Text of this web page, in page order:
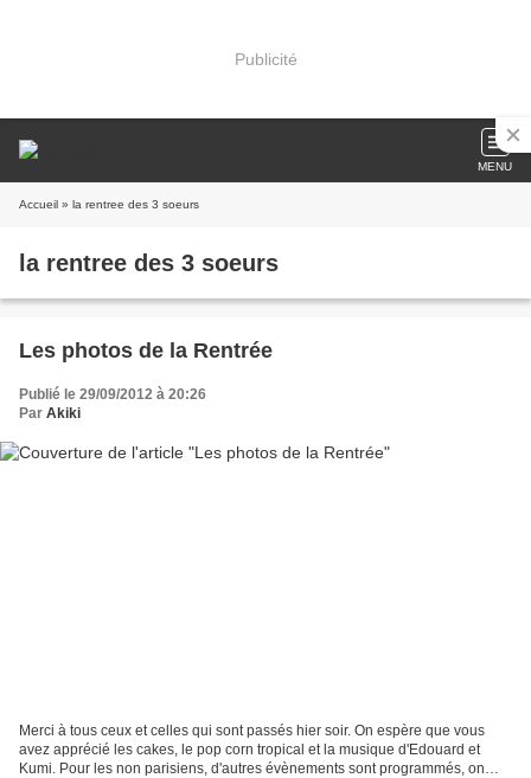
Publicité
MENU
Accueil » la rentree des 3 soeurs
la rentree des 3 soeurs
Les photos de la Rentrée
Publié le 29/09/2012 à 20:26
Par Akiki
Merci à tous ceux et celles qui sont passés hier soir. On espère que vous
avez apprécié les cakes, le pop corn tropical et la musique d'Edouard et
Kumi. Pour les non parisiens, d'autres évènements sont programmés, on